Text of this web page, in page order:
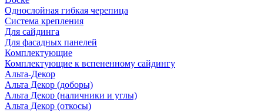
Однослойная гибкая черепица
Система крепления
Для сайдинга
Для фасадных панелей
Комплектующие
Комплектующие к вспененному сайдингу
Альта-Декор
Альта Декор (доборы)
Альта Декор (наличники и углы)
Альта Декор (откосы)